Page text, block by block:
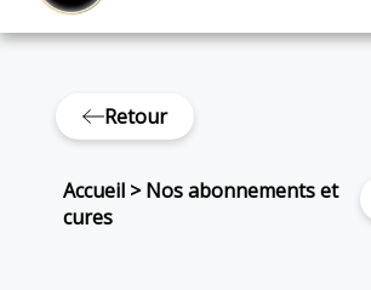
Retour
Accueil >Nos abonnements et
cures